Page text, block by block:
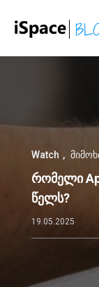
Watch
რომელი
წელს?
19.05.2025